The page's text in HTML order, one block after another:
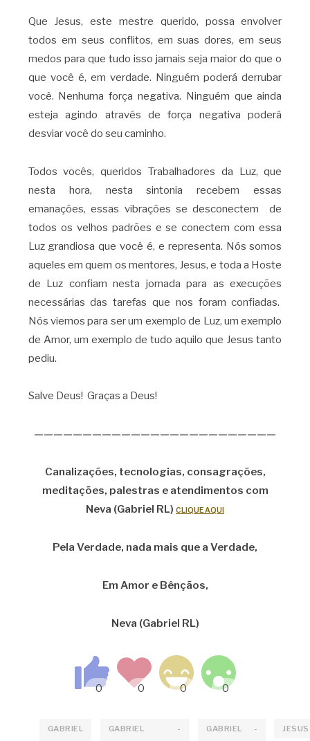
Que Jesus, este mestre querido, possa envolver
todos em seus conflitos, em suas dores, em seus
medos para que tudo isso jamais seja maior do que o
que você é, em verdade. Ninguém poderá derrubar
você. Nenhuma força negativa. Ninguém que ainda
esteja agindo através de força negativa poderá
desviar você do seu caminho.
Todos vocês, queridos Trabalhadores da Luz, que
nesta hora, nesta sintonia recebem essas
emanações, essas vibrações se desconectem de
todos os velhos padrões e se conectem com essa
Luz grandiosa que você é, e representa. Nós somos
aqueles em quem os mentores, Jesus, e toda a Hoste
de Luz confiam nesta jornada para as execuções
necessárias das tarefas que nos foram confiadas.
Nós viemos para ser um exemplo de Luz, um exemplo
de Amor, um exemplo de tudo aquilo que Jesus tanto
pediu.
Salve Deus! Graças a Deus!
—————————————————————————
Canalizações, tecnologias, consagrações,
meditações, palestras e atendimentos com
Neva (Gabriel RL) CLIQUE AQUI
Pela Verdade, nada mais que a Verdade,
Em Amor e Bênçãos,
Neva (Gabriel RL)
GABRIEL
GABRIEL -
GABRIEL -
JESUS